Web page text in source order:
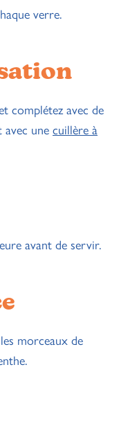
verre.
complétez avec de
avec une cuillère à
avant de servir.
morceaux de